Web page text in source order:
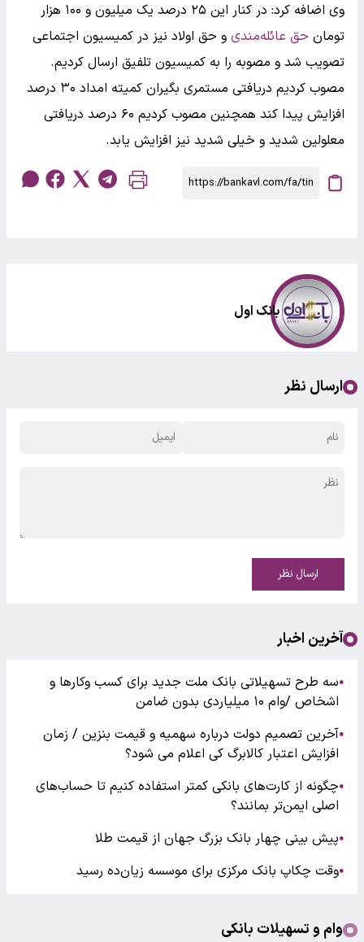
وی اضافه کرد: در کنار این ۲۵ درصد یک میلیون و ۱۰۰ هزار
تومان حق عائله‌مندی و حق اولاد نیز در کمیسیون اجتماعی
تصویب شد و مصوبه را به کمیسیون تلفیق ارسال کردیم.
مصوب کردیم دریافتی مستمری بگیران کمیته امداد ۳۰ درصد
افزایش پیدا کند همچنین مصوب کردیم ۶۰ درصد دریافتی
معلولین شدید و خیلی شدید نیز افزایش یابد.
بانک اول
ارسال نظر
ارسال نظر
آخرین اخبار
●سه طرح تسهیلاتی بانک ملت جدید برای کسب وکارها و
اشخاص /وام ۱۰ میلیاردی بدون ضامن
●آخرین تصمیم دولت درباره سهمیه و قیمت بنزین / زمان
افزایش اعتبار کالابرگ کی اعلام می شود؟
●چگونه از کارت‌های بانکی کمتر استفاده کنیم تا حساب‌های
اصلی ایمن‌تر بمانند؟
●پیش بینی چهار بانک بزرگ جهان از قیمت طلا
●وقت چکاپ بانک مرکزی برای موسسه زیان‌ده رسید
وام و تسهیلات بانکی